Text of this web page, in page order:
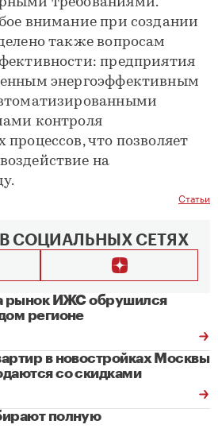
требованиями.
внимание при создании
также вопросам
предприятия
энергоэффективным
контроля
что позволяет
на
Статьи
СОЦИАЛЬНЫХ СЕТЯХ
рынок ИЖС обрушился
регионе
в новостройках Москвы
со скидками
полную